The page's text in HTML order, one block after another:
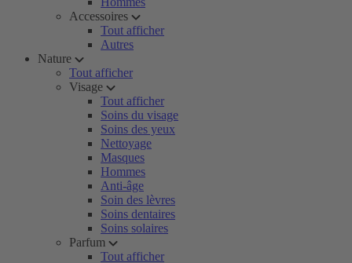
Accessoires
Tout afficher
Autres
Nature
Tout afficher
Visage
Tout afficher
Soins du visage
Soins des yeux
Nettoyage
Masques
Hommes
Anti-âge
Soin des lèvres
Soins dentaires
Soins solaires
Parfum
Tout afficher